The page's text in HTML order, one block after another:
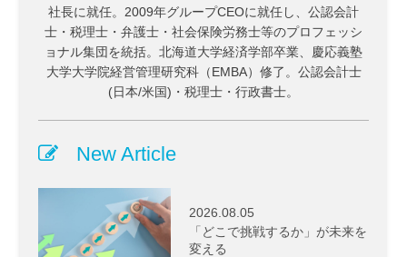
社長に就任。2009年グループCEOに就任し、公認会計
士・税理士・弁護士・社会保険労務士等のプロフェッシ
ョナル集団を統括。北海道大学経済学部卒業、慶応義塾
大学大学院経営管理研究科（EMBA）修了。公認会計士
(日本/米国)・税理士・行政書士。
New Article
2026.08.05
「どこで挑戦するか」が未来を
変える